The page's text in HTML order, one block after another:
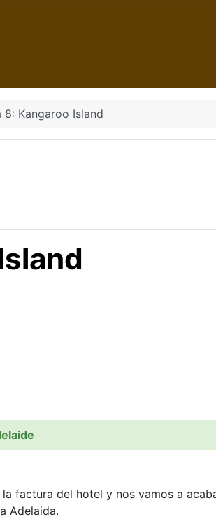
8: Kangaroo Island
factura del hotel y nos vamos a
Adelaida.